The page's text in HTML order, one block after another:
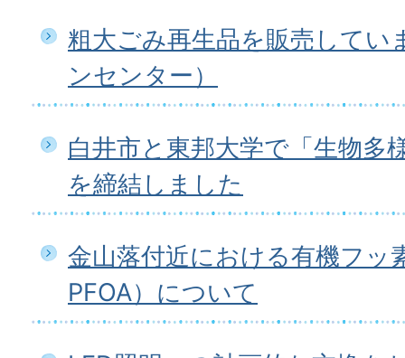
粗大ごみ再生品を販売してい
ンセンター）
白井市と東邦大学で「生物多
を締結しました
金山落付近における有機フッ
PFOA）について